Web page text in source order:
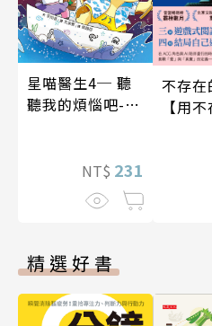
星喵醫生4─ 聽
聽我的煩惱吧-假
NT$ 231
不存在
【用
精選好書